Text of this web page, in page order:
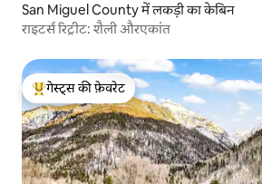
San Miguel County में लकड़ी का केबिन
राइटर्स रिट्रीट: शैली औरएकांत
गेस्ट्स का टॉप फ़ेवरेट
गेस्ट्स की फ़ेवरेट